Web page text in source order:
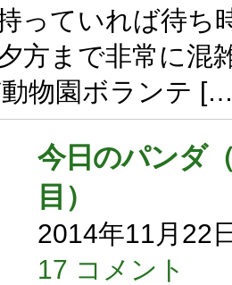
っていれば待ち
方まで非常に混
動物園ボランテ
今日のパンダ
目）
2014年11月22
17 コメント